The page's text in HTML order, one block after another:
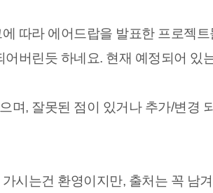
따라 에어드랍을 발표한 프로젝
버린듯 하네요. 현재 예정되어 있
며, 잘못된 점이 있거나 추가/변경
시는건 환영이지만, 출처는 꼭 남